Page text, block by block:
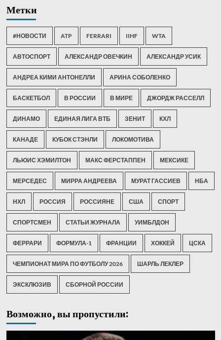
Метки
#НОВОСТИ ATP FERRARI IIHF WTA
АВТОСПОРТ АЛЕКСАНДР ОВЕЧКИН АЛЕКСАНДР УСИК
АНДРЕА КИМИ АНТОНЕЛЛИ АРИНА СОБОЛЕНКО
БАСКЕТБОЛ В РОССИИ В МИРЕ ДЖОРДЖ РАССЕЛЛ
ДИНАМО ЕДИНАЯ ЛИГА ВТБ ЗЕНИТ КХЛ
КАНАДЕ КУБОК СТЭНЛИ ЛОКОМОТИВА
ЛЬЮИС ХЭМИЛТОН МАКС ФЕРСТАППЕН МЕКСИКЕ
МЕРСЕДЕС МИРРА АНДРЕЕВА МУРАТ ГАССИЕВ НБА
НХЛ РОССИЯ РОССИЯНЕ США СПОРТ
СПОРТСМЕН СТАТЬИ ЖУРНАЛА УИМБЛДОН
ФЕРРАРИ ФОРМУЛА-1 ФРАНЦИИ ХОККЕЙ ЦСКА
ЧЕМПИОНАТ МИРА ПО ФУТБОЛУ 2026 ШАРЛЬ ЛЕКЛЕР
ЭКСКЛЮЗИВ СБОРНОЙ РОССИИ
Возможно, вы пропустили: